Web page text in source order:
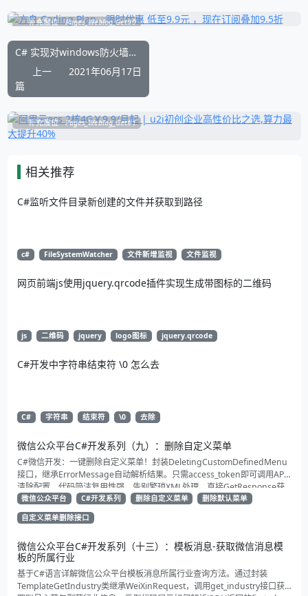
补充展位 Pages_Weblog_Get#0
C# 实现对windows防火墙的常规操作管理白名单、黑名单
上一
篇
2021年06月17日
补充展位 Pages_Weblog_Get#1
相关推荐
C#监听文件目录新创建的文件并获取到路径
c# FileSystemWatcher 文件新增监视 文件监视
网页前端js使用jquery.qrcode插件实现生成带图标的二维码
js 二维码 jquery logo图标 jquery.qrcode
C#开发中字符串结束符 \0 怎么去
C# 字符串 结束符 \0 去除
微信公众平台C#开发系列（九）：删除自定义菜单
C#微信开发：一键删除自定义菜单！封装DeletingCustomDefinedMenu
接口，继承ErrorMessage自动解析结果。只需access_token即可调用API
清除配置。代码简洁复用性强，告别繁琐XML处理，直接GetResponse获
取状态。适合动态管理公众号的开发者，建议收藏备用！
微信公众平台 C#开发系列 删除自定义菜单
删除默认菜单
自定义菜单删除接口
微信公众平台C#开发系列（十三）：模板消息-获取微信消息模
板的所属行业
基于C#语言详解微信公众平台模板消息所属行业查询方法。通过封装
TemplateGetIndustry类继承WeiXinRequest，调用get_industry接口获